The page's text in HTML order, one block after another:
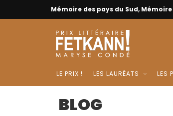
Mémoire des pays du Sud,
LE PRIX ! LES LAURÉATS LES
BLOG